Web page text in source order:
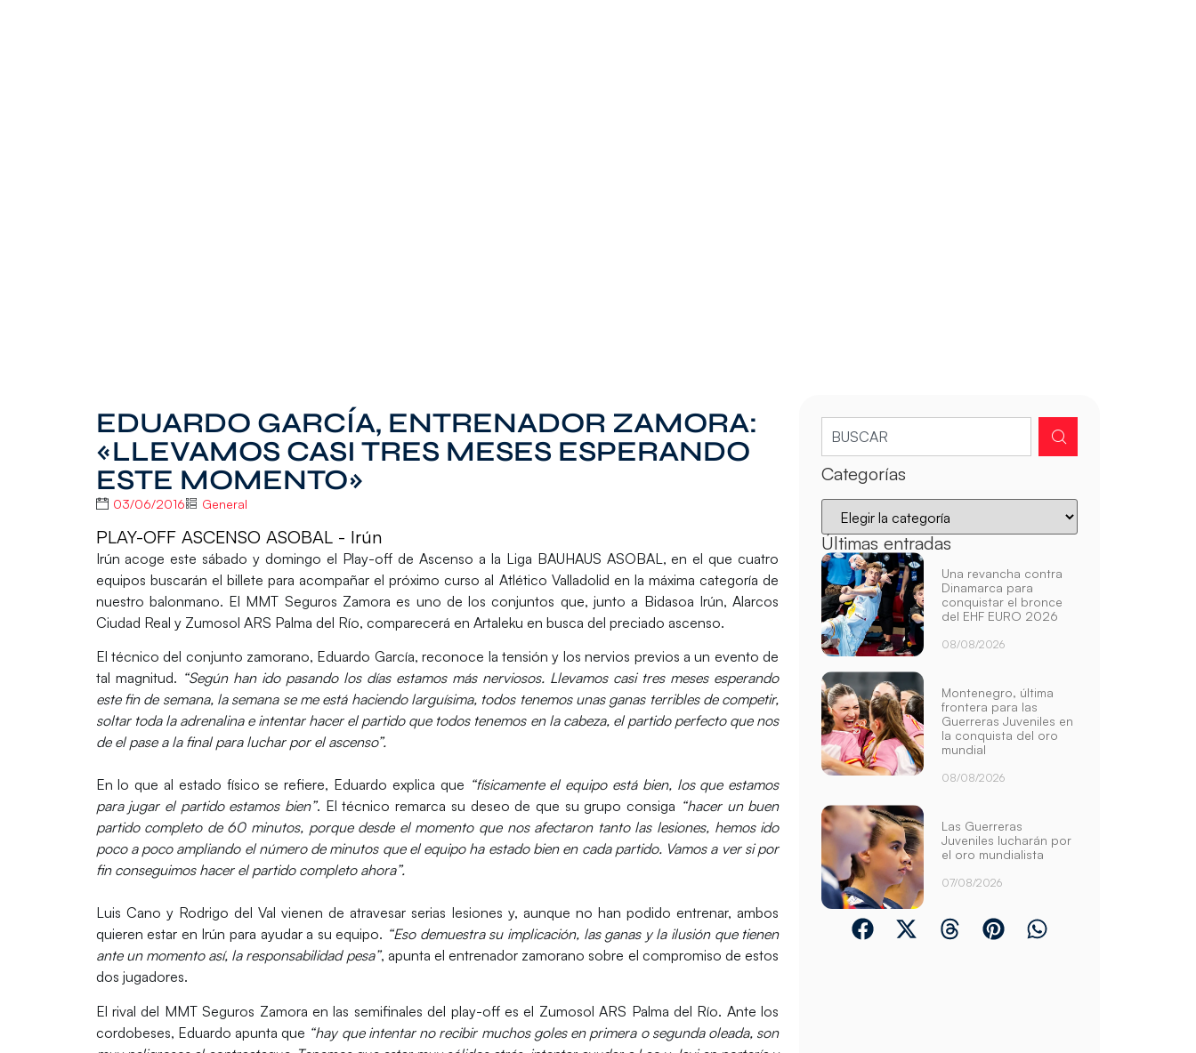
EDUARDO GARCÍA, ENTRENADOR ZAMORA:
«LLEVAMOS CASI TRES MESES ESPERANDO
ESTE MOMENTO»
03/06/2016 General
PLAY-OFF ASCENSO ASOBAL - Irún
Irún acoge este sábado y domingo el Play-off de Ascenso a la Liga BAUHAUS ASOBAL, en el que cuatro
equipos buscarán el billete para acompañar el próximo curso al Atlético Valladolid en la máxima categoría de
nuestro balonmano. El MMT Seguros Zamora es uno de los conjuntos que, junto a Bidasoa Irún,Alarcos
Ciudad Real y Zumosol ARS Palma del Río, comparecerá en Artaleku en busca del preciado ascenso.
El técnico del conjunto zamorano, Eduardo García, reconoce la tensión y los nervios previos a un evento de
tal magnitud. “Según han ido pasando los días estamos más nerviosos. Llevamos casi tres meses esperando
este fin de semana, la semana se me está haciendo larguísima, todos tenemos unas ganas terribles de competir,
soltar toda la adrenalina e intentar hacer el partido que todos tenemos en la cabeza, el partido perfecto que nos
de el pase a la final para luchar por el ascenso”.
En lo que al estado físico se refiere, Eduardo explica que “físicamente el equipo está bien, los que estamos
para jugar el partido estamos bien”. El técnico remarca su deseo de que su grupo consiga “hacer un buen
partido completo de 60 minutos, porque desde el momento que nos afectaron tanto las lesiones, hemos ido
poco a poco ampliando el número de minutos que el equipo ha estado bien en cada partido. Vamos a ver si por
fin conseguimos hacer el partido completo ahora”.
Luis Cano y Rodrigo del Val vienen de atravesar serias lesiones y, aunque no han podido entrenar, ambos
quieren estar en Irún para ayudar a su equipo. “Eso demuestra su implicación, las ganas y la ilusión que tienen
ante un momento así, la responsabilidad pesa”, apunta el entrenador zamorano sobre el compromiso de estos
dos jugadores.
El rival del MMT Seguros Zamora en las semifinales del play-off es el Zumosol ARS Palma del Río. Ante los
cordobeses, Eduardo apunta que “hay que intentar no recibir muchos goles en primera o segunda oleada, son
Categorías
Últimas entradas
Una revancha contra
Dinamarca para
conquistar el bronce
del EHF EURO 2026
08/08/2026
Montenegro, última
frontera para las
Guerreras Juveniles en
la conquista del oro
mundial
08/08/2026
Las Guerreras
Juveniles lucharán por
el oro mundialista
07/08/2026